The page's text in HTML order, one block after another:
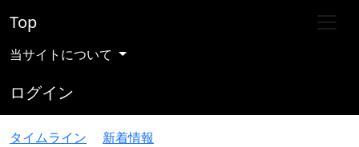
Top
当サイトについて
ログイン
タイムライン 新着情報